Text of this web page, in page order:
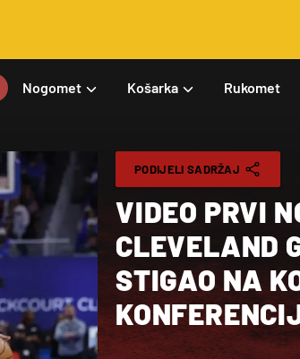
Nogomet Košarka Rukomet
PODIJELI SADRŽAJ
VIDEO PRVI
CLEVELAND
STIGAO NA